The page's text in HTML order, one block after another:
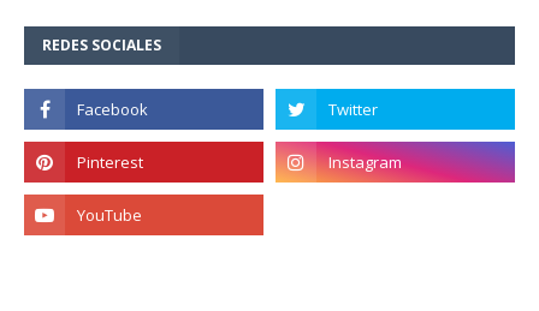
REDES SOCIALES